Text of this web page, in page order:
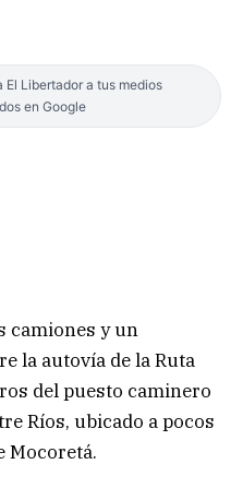
El Libertador a tus medios
en Google
camiones y un
la autovía de la Ruta
del puesto caminero
Ríos, ubicado a pocos
Mocoretá.